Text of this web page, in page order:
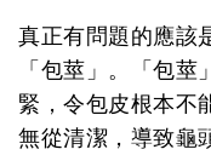
真正有問題的應該
「包莖」。「包
緊，令包皮根本不
無從清潔，導致龜